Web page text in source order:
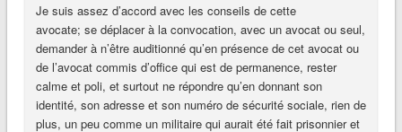
Je suis assez d’accord avec les conseils de cette
avocate; se déplacer à la convocation, avec un avocat ou seul,
demander à n’être auditionné qu’en présence de cet avocat ou
de l’avocat commis d’office qui est de permanence, rester
calme et poli, et surtout ne répondre qu’en donnant son
identité, son adresse et son numéro de sécurité sociale, rien de
plus, un peu comme un militaire qui aurait été fait prisonnier et